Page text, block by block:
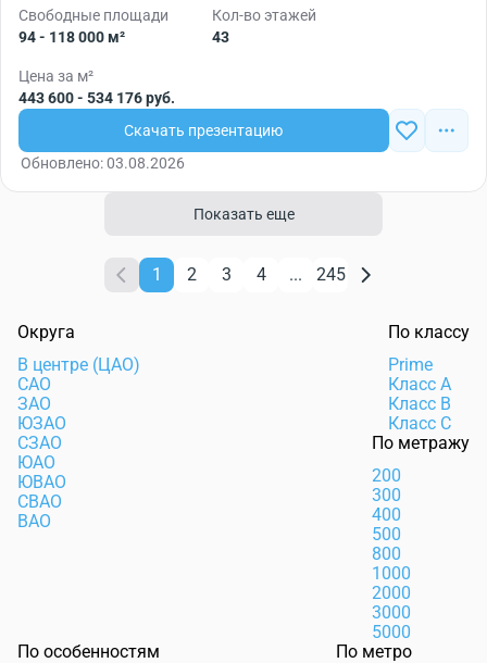
Свободные площади
94 - 118 000 м²
Кол-во этажей
43
Цена за м²
443 600 - 534 176 руб.
Скачать презентацию
Обновлено: 03.08.2026
Показать еще
1 2 3 4 ... 245
Округа
В центре (ЦАО)
САО
ЗАО
ЮЗАО
СЗАО
ЮАО
ЮВАО
СВАО
ВАО
По классу
Prime
Класс А
Класс В
Класс С
По метражу
200
300
400
500
800
1000
2000
3000
5000
По особенностям
По метро